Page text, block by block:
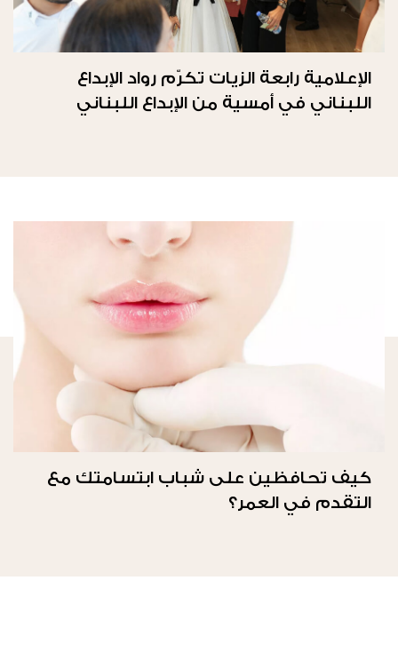
الإعلامية رابعة الزيات تكرّم رواد الإبداع
اللبناني في أمسية من الإبداع اللبناني
كيف تحافظين على شباب ابتسامتك مع
التقدم في العمر؟